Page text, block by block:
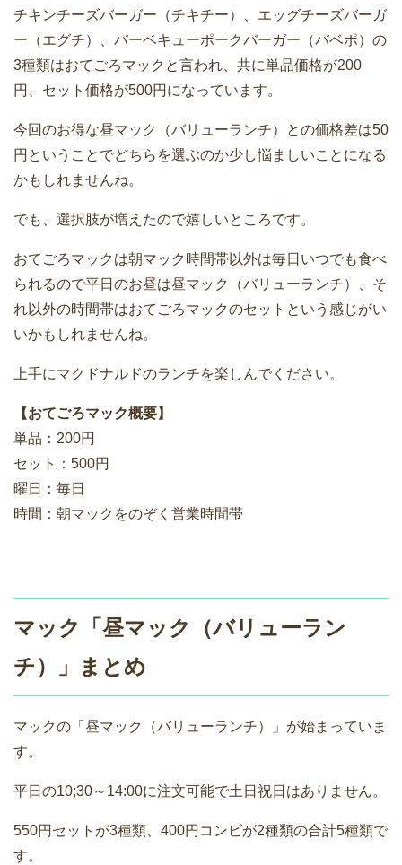
チキンチーズバーガー（チキチー）、エッグチーズバーガ
ー（エグチ）、バーベキューポークバーガー（バベポ）の
3種類はおてごろマックと言われ、共に単品価格が200
円、セット価格が500円になっています。
今回のお得な昼マック（バリューランチ）との価格差は50
円ということでどちらを選ぶのか少し悩ましいことになる
かもしれませんね。
でも、選択肢が増えたので嬉しいところです。
おてごろマックは朝マック時間帯以外は毎日いつでも食べ
られるので平日のお昼は昼マック（バリューランチ）、そ
れ以外の時間帯はおてごろマックのセットという感じがい
いかもしれませんね。
上手にマクドナルドのランチを楽しんでください。
【おてごろマック概要】
単品：200円
セット：500円
曜日：毎日
時間：朝マックをのぞく営業時間帯
マック「昼マック（バリューラン
チ）」まとめ
マックの「昼マック（バリューランチ）」が始まっていま
す。
平日の10;30～14:00に注文可能で土日祝日はありません。
550円セットが3種類、400円コンビが2種類の合計5種類で
す。